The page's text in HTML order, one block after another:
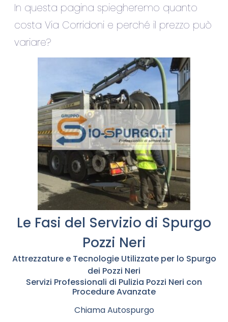
In questa pagina spiegheremo quanto
costa Via Corridoni e perché il prezzo può
variare?
Le Fasi del Servizio di Spurgo
Pozzi Neri
Attrezzature e Tecnologie Utilizzate per lo Spurgo
dei Pozzi Neri
Servizi Professionali di Pulizia Pozzi Neri con
Procedure Avanzate
Chiama Autospurgo